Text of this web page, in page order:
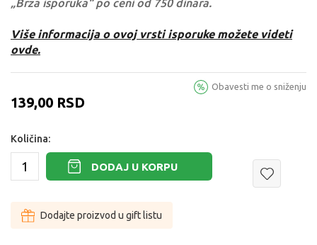
„Brza isporuka“ po ceni od 750 dinara.
Više informacija o ovoj vrsti isporuke možete videti
ovde.
139,00 RSD
Obavesti me o sniženju
Količina:
DODAJ U KORPU
Dodajte proizvod u gift listu